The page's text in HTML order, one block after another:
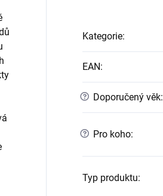
Kategorie:
EAN:
? Doporučený věk:
? Pro koho:
Typ produktu: